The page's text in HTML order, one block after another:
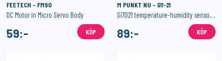
FEETECH - FM90
DC Motor in Micro Servo Body
59:- KÖP
M PUNKT NU - GY-21
Si7021 temperature-humidity sensor + extras
89:- KÖP